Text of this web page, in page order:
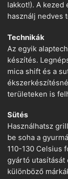
lakkot!). A kezed
használj nedves
Technikák
Az egyik
készítés.
mica shift és a
területeken is
Sütés
Használhatsz
be soha a
110-130 Celsius
gyártó utasítását
különböző